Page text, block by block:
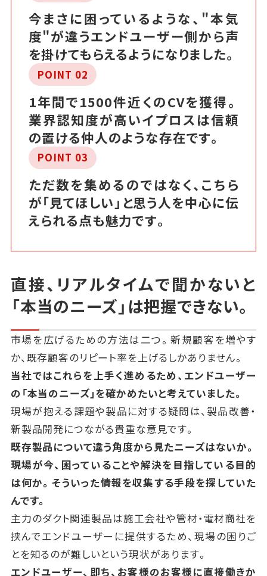
今まさに困っているような、"本気
度"が違うエンドユーザー側から声
を掛けてもらえるようになりました。
POINT 02
1年間で1500件近くのCVを獲得。
業界認知度が高いイプロスは信頼
の置ける仲人のような存在です。
POINT 03
ただ数を集めるのではなく、こちら
が「見てほしい」と思う人を中心に伝
えられる点も魅力です。
直接、リアルタイムで聞かないと
「本当のニーズ」は把握できない。
市場を広げるための方法は二つ。新規顧客を増やす
か、既存顧客のリピート率を上げるしかありません。
当社ではこれらを上手く進めるため、エンドユーザー
の「本当のニーズ」を確かめたいと考えていました。
現場が抱える課題や製品に対する疑問は、製品改善・
新製品開発につながる貴重な意見です。
既存製品について違う角度から見たニーズはないか。
現場が今、困っていることや解決を目指している目的
は何か。そういった情報を収集する手段を探していた
んです。
主力のダクト関連製品は施工会社や管材・電材商社を
挟んでエンドユーザーに提供するため、 現場の困りご
とを知るのが難しいという現状があります。
エンドユーザー、即ち、お客様のお客様に直接働きか